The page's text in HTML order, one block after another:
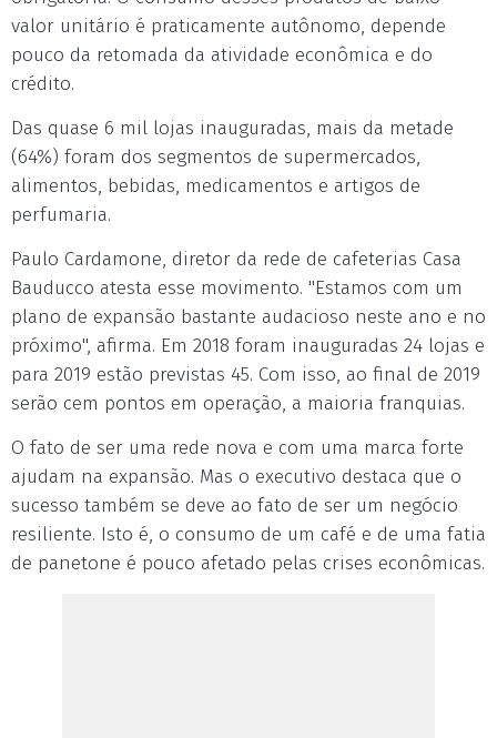
valor unitário é praticamente autônomo, depende
pouco da retomada da atividade econômica e do
crédito.
Das quase 6 mil lojas inauguradas, mais da metade
(64%) foram dos segmentos de supermercados,
alimentos, bebidas, medicamentos e artigos de
perfumaria.
Paulo Cardamone, diretor da rede de cafeterias Casa
Bauducco atesta esse movimento. "Estamos com um
plano de expansão bastante audacioso neste ano e no
próximo", afirma. Em 2018 foram inauguradas 24 lojas e
para 2019 estão previstas 45. Com isso, ao final de 2019
serão cem pontos em operação, a maioria franquias.
O fato de ser uma rede nova e com uma marca forte
ajudam na expansão. Mas o executivo destaca que o
sucesso também se deve ao fato de ser um negócio
resiliente. Isto é, o consumo de um café e de uma fatia
de panetone é pouco afetado pelas crises econômicas.